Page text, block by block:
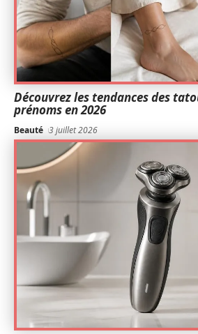
Découvrez les tendances des
prénoms en 2026
Beauté 3 juillet 2026